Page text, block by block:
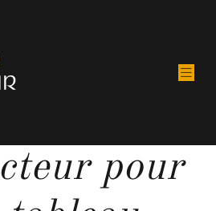
pour